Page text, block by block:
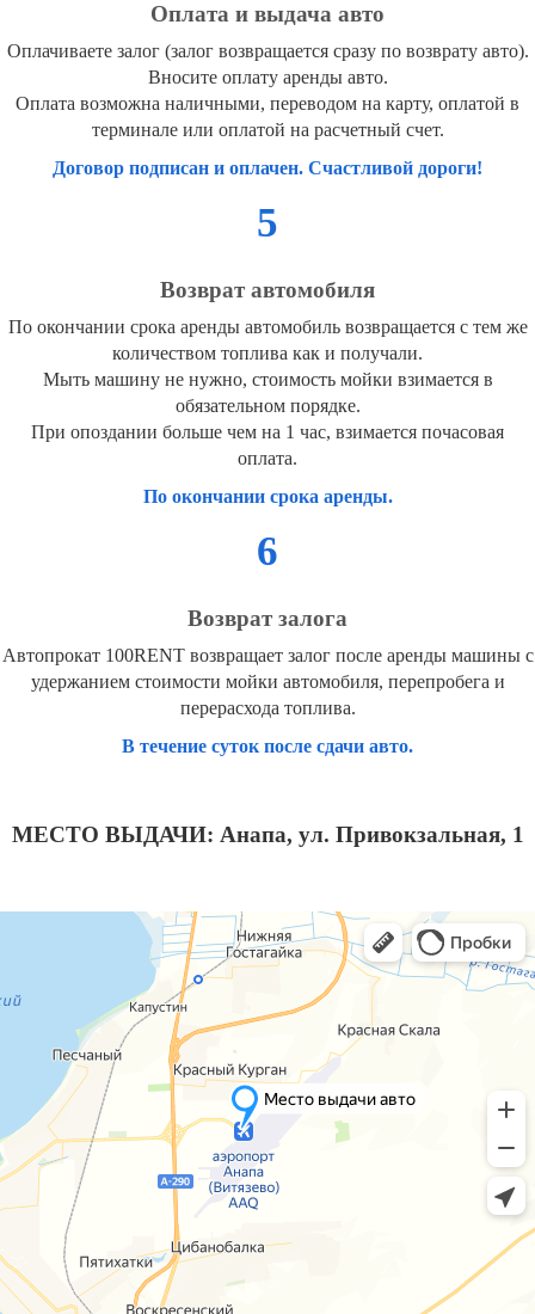
Оплата и выдача авто
Оплачиваете залог (залог возвращается сразу по возврату авто).
Вносите оплату аренды авто.
Оплата возможна наличными, переводом на карту, оплатой в
терминале или оплатой на расчетный счет.
Договор подписан и оплачен. Счастливой дороги!
5
Возврат автомобиля
По окончании срока аренды автомобиль возвращается с тем же
количеством топлива как и получали.
Мыть машину не нужно, стоимость мойки взимается в
обязательном порядке.
При опоздании больше чем на 1 час, взимается почасовая
оплата.
По окончании срока аренды.
6
Возврат залога
Автопрокат 100RENT возвращает залог после аренды машины с
удержанием стоимости мойки автомобиля, перепробега и
перерасхода топлива.
В течение суток после сдачи авто.
МЕСТО ВЫДАЧИ: Анапа, ул. Привокзальная, 1